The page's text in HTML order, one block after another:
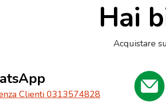
Hai
Acquistare
Clienti 0313574828